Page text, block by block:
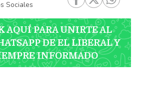
Sociales
AQUÍ PARA UNIRTE AL
DE EL LIBERAL Y
INFORMADO